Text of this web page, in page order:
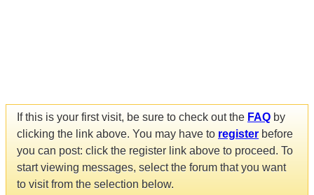
If this is your first visit, be sure to check out the FAQ by
clicking the link above. You may have to register before
you can post: click the register link above to proceed. To
start viewing messages, select the forum that you want
to visit from the selection below.